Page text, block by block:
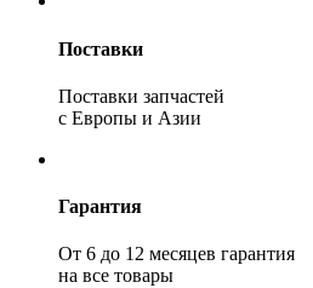
Поставки
Поставки запчастей
с Европы и Азии
Гарантия
От 6 до 12 месяцев гарантия
на все товары